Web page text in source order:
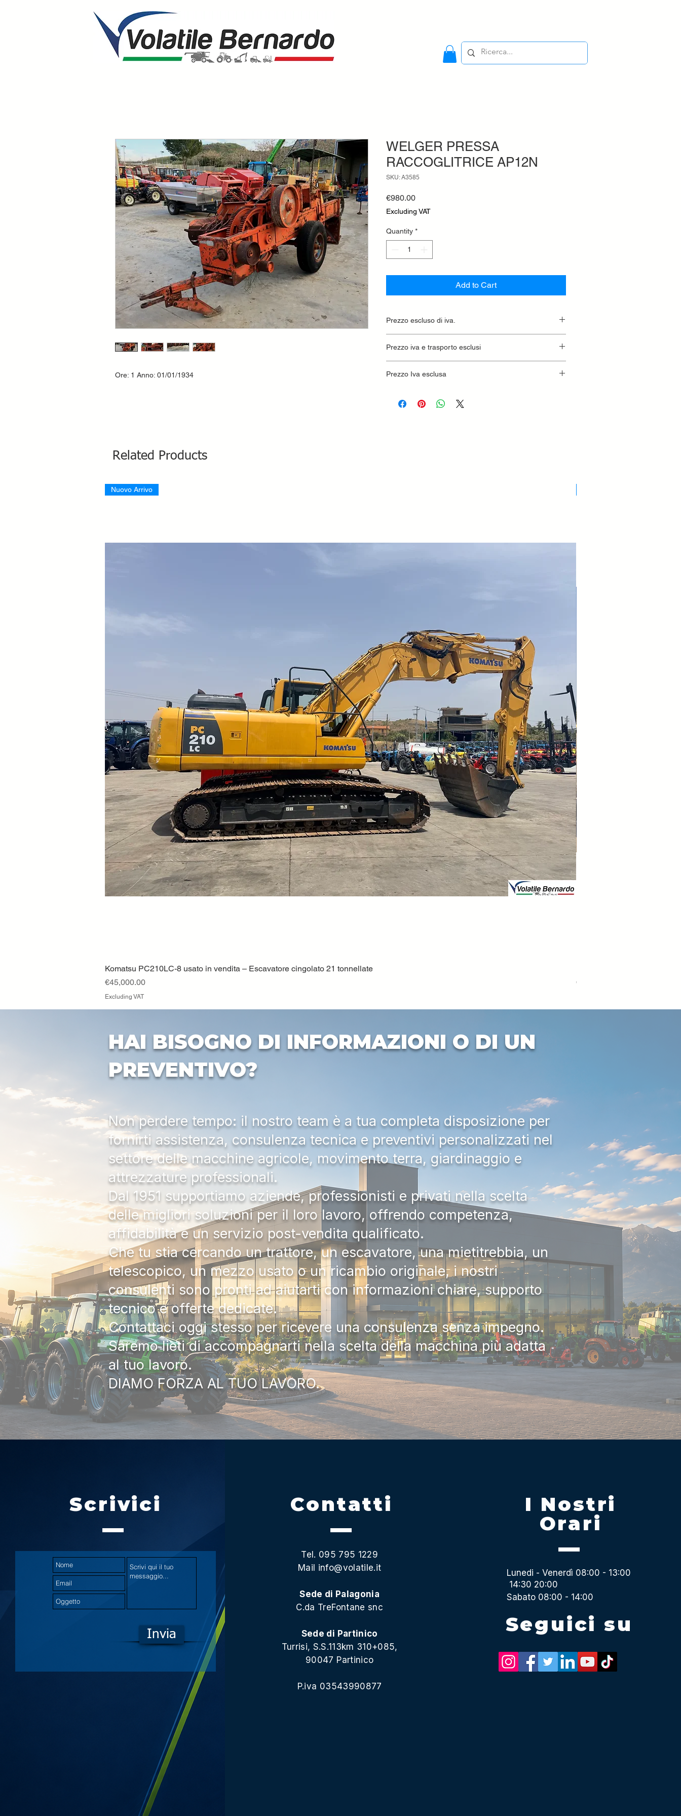
Ore: 1 Anno: 01/01/1934
WELGER PRESSA
RACCOGLITRICE AP12N
SKU: A3585
€980.00Price
Excluding VAT
Quantity *
Add to Cart
Prezzo escluso di iva.
Prezzo iva e trasporto esclusi
Prezzo Iva esclusa
Related Products
Quick View
Nuovo Arrivo
Komatsu PC210LC-8 usato in vendita – Escavatore cingolato 21 tonnellate
Price
€45,000.00
Excluding VAT
Price
€33,000.00
HAI BISOGNO DI INFORMAZIONI O DI UN
PREVENTIVO?
Non perdere tempo: il nostro team è a tua completa disposizione per
fornirti assistenza, consulenza tecnica e preventivi personalizzati nel
settore delle macchine agricole, movimento terra, giardinaggio e
attrezzature professionali.
Dal 1951 supportiamo aziende, professionisti e privati nella scelta
delle migliori soluzioni per il loro lavoro, offrendo competenza,
affidabilità e un servizio post-vendita qualificato.
Che tu stia cercando un trattore, un escavatore, una mietitrebbia, un
telescopico, un mezzo usato o un ricambio originale, i nostri
consulenti sono pronti ad aiutarti con informazioni chiare, supporto
tecnico e offerte dedicate.
Contattaci oggi stesso per ricevere una consulenza senza impegno.
Saremo lieti di accompagnarti nella scelta della macchina più adatta
al tuo lavoro.
DIAMO FORZA AL TUO LAVORO.
Scrivici
Invia
Contatti
Tel. 095 795 1229
Mail info@volatile.it
Sede di Palagonia
C.da TreFontane snc
Sede di Partinico
Turrisi, S.S.113km 310+085,
90047 Partinico
P.iva 03543990877
I Nostri
Orari
Lunedi - Venerdì 08:00 - 13:00
14:30 20:00
Sabato 08:00 - 14:00
Seguici su